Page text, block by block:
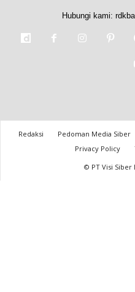
Hubungi kami:
Redaksi Pedoman Media Siber
Privacy Policy
© PT Visi Siber